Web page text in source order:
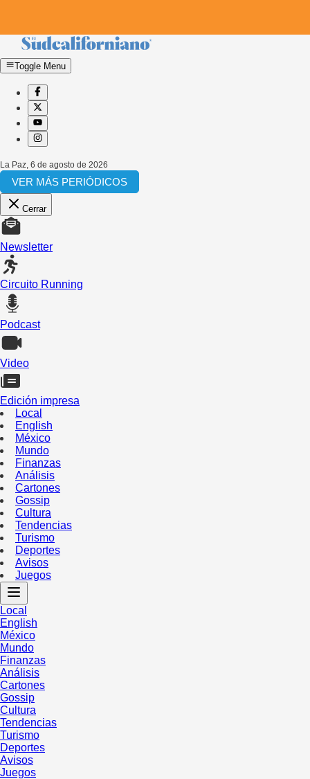
Toggle Menu
La Paz 6 de agosto de 2026
VER MÁS PERIÓDICOS
Cerrar
Newsletter
Circuito Running
Podcast
Video
Edición impresa
Local
English
México
Mundo
Finanzas
Análisis
Cartones
Gossip
Cultura
Tendencias
Turismo
Deportes
Avisos
Juegos
Local
English
México
Mundo
Finanzas
Análisis
Cartones
Gossip
Cultura
Tendencias
Turismo
Deportes
Avisos
Juegos